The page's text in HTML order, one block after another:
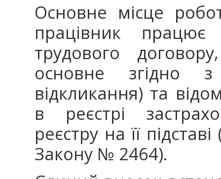
Основне місце
працівник працює
трудового
основне згідно
відкликання) та
в реєстрі
реєстру на її
Закону № 2464).